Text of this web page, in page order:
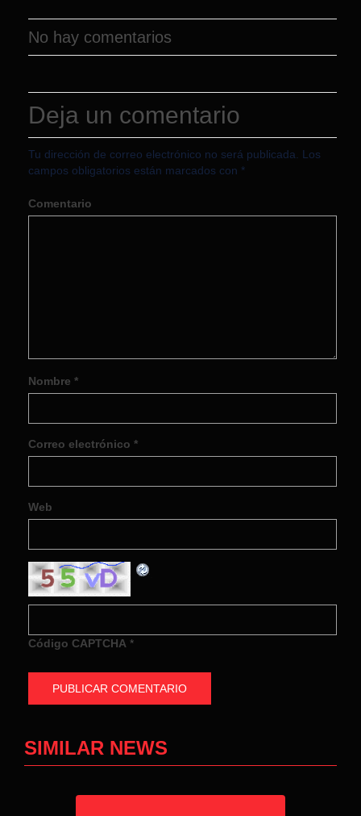
No hay comentarios
Deja un comentario
Tu dirección de correo electrónico no será publicada.
Los
campos obligatorios están marcados con *
Comentario
Nombre *
Correo electrónico *
Web
Código CAPTCHA *
SIMILAR NEWS